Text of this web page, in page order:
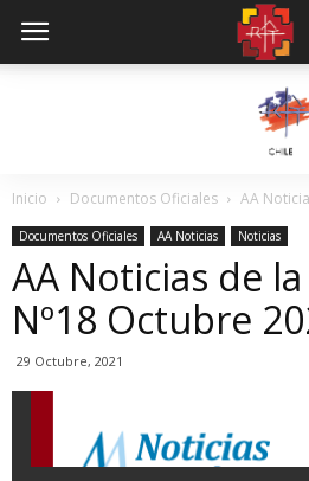
Inicio Documentos Oficiales AA
Documentos Oficiales AA Noticias Noticias
AA Noticias de
Nº18 Octubre
29 Octubre, 2021